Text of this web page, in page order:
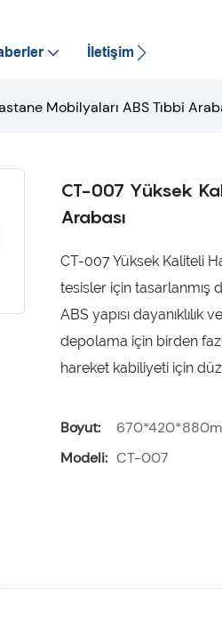
İletişim
Mobilyaları ABS Tıbbi
CT-007 Yüksek
Arabası
CT-007 Yüksek Kaliteli
tesisler için tasarlanmış
ABS yapısı
depolama için birden
hareket kabiliyeti için
Boyut:
Modeli: CT-007